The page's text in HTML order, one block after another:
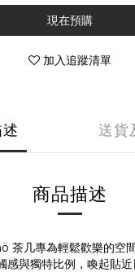
現在預購
加入追蹤清單
送貨
商品描述
茶几專為輕鬆歡樂的空
感與獨特比例，喚起貼近